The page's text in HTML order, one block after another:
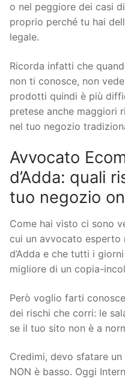
o nel peggiore dei casi
proprio perché tu hai
legale.
Ricorda infatti che
non ti conosce, non
prodotti quindi è più
pretese anche maggiori
nel tuo negozio
Avvocato
d’Adda: quali
tuo negozio
Come hai visto ci sono
cui un avvocato esperto
d’Adda e che tutti i
migliore di un copia-
Però voglio farti
dei rischi che corri: le
se il tuo sito non è a
Credimi, devo sfatare
NON è basso. Oggi